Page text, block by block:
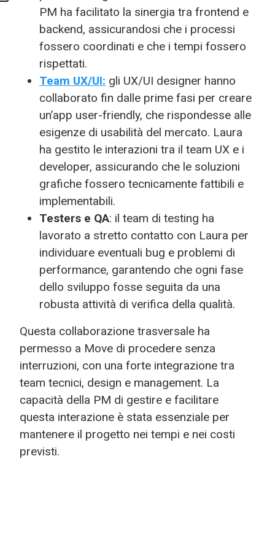
PM ha facilitato la sinergia tra frontend e
backend, assicurandosi che i processi
fossero coordinati e che i tempi fossero
rispettati.
Team UX/UI: gli UX/UI designer hanno
collaborato fin dalle prime fasi per creare
un’app user-friendly, che rispondesse alle
esigenze di usabilità del mercato. Laura
ha gestito le interazioni tra il team UX e i
developer, assicurando che le soluzioni
grafiche fossero tecnicamente fattibili e
implementabili.
Testers e QA: il team di testing ha
lavorato a stretto contatto con Laura per
individuare eventuali bug e problemi di
performance, garantendo che ogni fase
dello sviluppo fosse seguita da una
robusta attività di verifica della qualità.
Questa collaborazione trasversale ha
permesso a Move di procedere senza
interruzioni, con una forte integrazione tra
team tecnici, design e management. La
capacità della PM di gestire e facilitare
questa interazione è stata essenziale per
mantenere il progetto nei tempi e nei costi
previsti.